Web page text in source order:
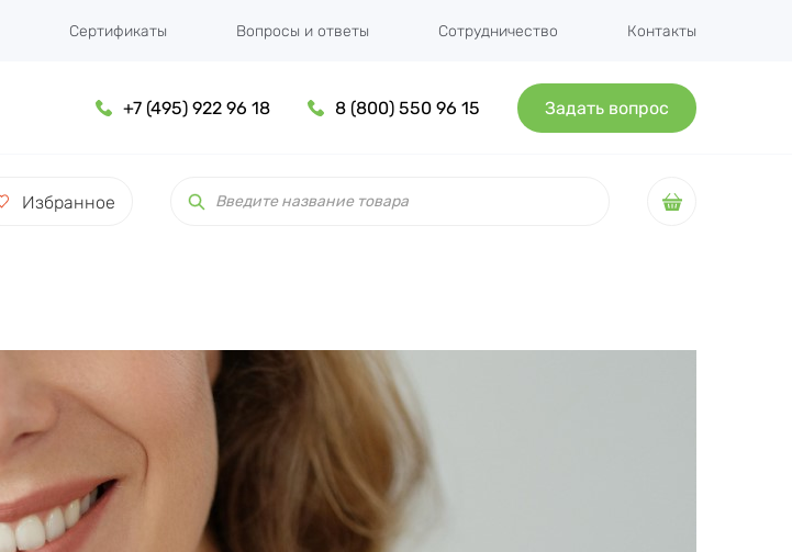
Сертификаты Вопросы и ответы Сотрудничество Контакты
+7 (495) 922 96 18 8 (800) 550 96 15 Задать вопрос
Избранное
товаров